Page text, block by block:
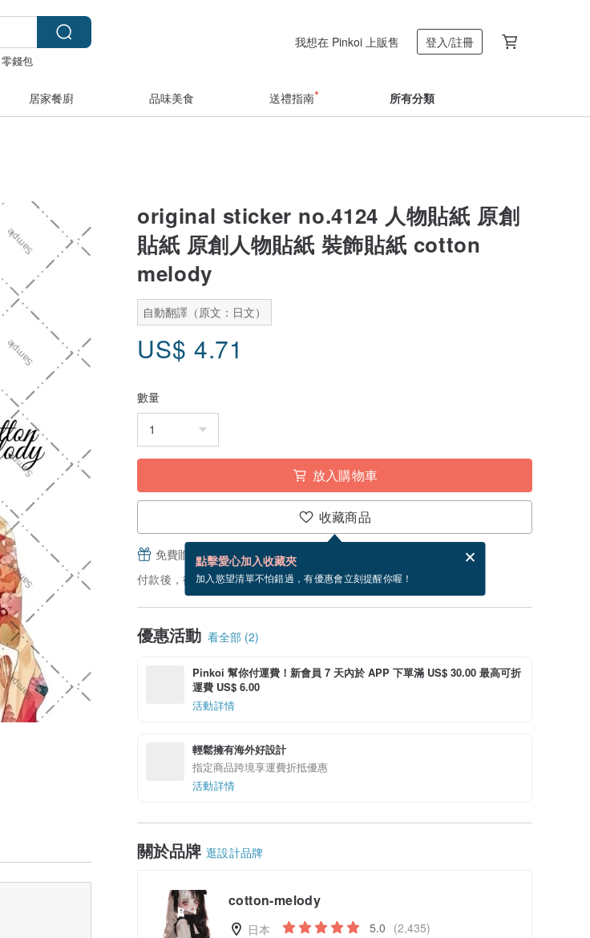
零錢包
我想在 Pinkoi 上販售 登入/註冊
居家餐廚 品味美食 送禮指南 所有分類
original sticker no.4124 人物貼紙 原創
貼紙 原創人物貼紙 裝飾貼紙 cotton
melody
自動翻譯（原文：日文）
US$ 4.71
數量
放入購物車
收藏商品
點擊愛心加入收藏夾
加入慾望清單不怕錯過，有優惠會立刻提醒你喔！
免費贈送電子賀卡，結帳完成後填寫
付款後，從備貨到寄出商品為 5 個工作天。（不包含假日）
優惠活動 看全部 (2)
Pinkoi 幫你付運費！新會員 7 天內於 APP 下單滿 US$ 30.00 最高可折
運費 US$ 6.00
活動詳情
輕鬆擁有海外好設計
指定商品跨境享運費折抵優惠
活動詳情
關於品牌 逛設計品牌
cotton-melody
日本 5.0 (2,435)